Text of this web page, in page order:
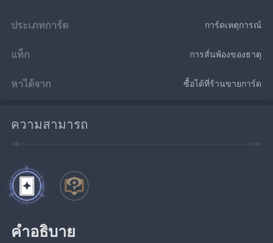
ประเภทการ์ด การ์ดเหตุการณ์
แท็ก การสั่นพ้องของธาตุ
หาได้จาก ซื้อได้ที่ร้านขายการ์ด
ความสามารถ
คำอธิบาย